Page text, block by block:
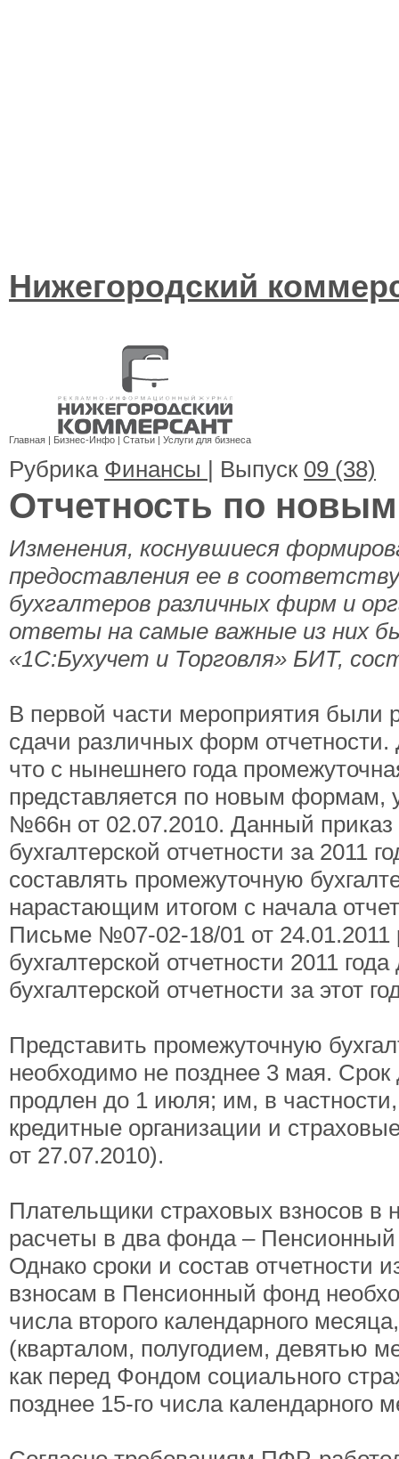
Нижегородский
Главная | Бизнес-Инфо | Статьи | Услуги для бизнеса
Рубрика Финансы | Выпуск 09 (38)
Отчетность по
Изменения, коснувшиеся
предоставления ее в
бухгалтеров различных фирм и
ответы на самые важные из них
«1С:Бухучет и Торговля» БИТ,
В первой части мероприятия были
сдачи различных форм
что с нынешнего года
представляется по новым
№66н от 02.07.2010. Данный приказ
бухгалтерской отчетности за 2011
составлять промежуточную
нарастающим итогом с начала
Письме №07-02-18/01 от
бухгалтерской отчетности 2011
бухгалтерской отчетности за этот
Представить промежуточную
необходимо не позднее 3 мая. Срок
продлен до 1 июля; им, в
кредитные организации и
от 27.07.2010).
Плательщики страховых взносов в
расчеты в два фонда –
Однако сроки и состав отчетности
взносам в Пенсионный фонд
числа второго календарного
(кварталом, полугодием, девятью
как перед Фондом социального
позднее 15-го числа